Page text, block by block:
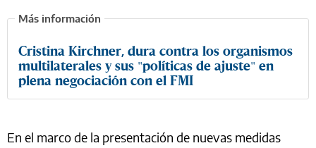
Cristina Kirchner, dura contra los organismos
multilaterales y sus "políticas de ajuste" en
plena negociación con el FMI
En el marco de la presentación de nuevas medidas